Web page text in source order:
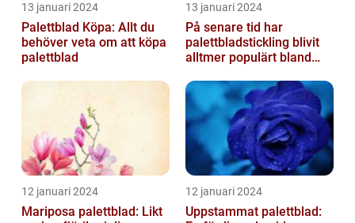
13 januari 2024
Palettblad Köpa: Allt du
behöver veta om att köpa
palettblad
13 januari 2024
På senare tid har
palettbladstickling blivit
alltmer populärt bland
12 januari 2024
Mariposa palettblad: Likt
12 januari 2024
Uppstammat palettblad: